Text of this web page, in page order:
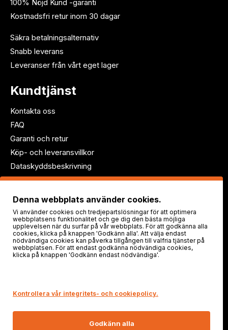
100% Nöjd Kund -garanti
Kostnadsfri retur inom 30 dagar
Säkra betalningsalternativ
Snabb leverans
Leveranser från vårt eget lager
Kundtjänst
Kontakta oss
FAQ
Garanti och retur
Köp- och leveransvillkor
Dataskyddsbeskrivning
Följ oss!
Denna webbplats använder cookies.
Vi använder cookies och tredjepartslösningar för att optimera
webbplatsens funktionalitet och ge dig den bästa möjliga
upplevelsen när du surfar på vår webbplats. För att godkänna alla
cookies, klicka på knappen 'Godkänn alla'. Att välja endast
nödvändiga cookies kan påverka tillgången till valfria tjänster på
webbplatsen. För att endast godkänna nödvändiga cookies,
klicka på knappen 'Godkänn endast nödvändiga'.
Kontrollera vår integritets- och cookiepolicy.
Godkänn alla